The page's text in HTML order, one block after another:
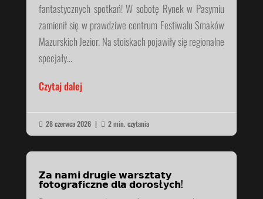
fantastycznych spotkań! W sobotę Rynek w Pasymiu
zamienił się w prawdziwe centrum Festiwalu Smaków
Mazurskich Jezior. Na stoiskach pojawiły się regionalne
specjały...
Czytaj dalej
 28 czerwca 2026 |  2 min. czytania
𝗭𝗮 𝗻𝗮𝗺𝗶 𝗱𝗿𝘂𝗴𝗶𝗲 𝘄𝗮𝗿𝘀𝘇𝘁𝗮𝘁𝘆
𝗳𝗼𝘁𝗼𝗴𝗿𝗮𝗳𝗶𝗰𝘇𝗻𝗲 𝗱𝗹𝗮 𝗱𝗼𝗿𝗼𝘀Ł𝘆𝗰𝗵!